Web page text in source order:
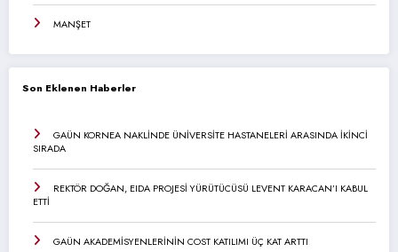
MANŞET
Son Eklenen Haberler
GAÜN KORNEA NAKLİNDE ÜNİVERSİTE HASTANELERİ ARASINDA İKİNCİ
SIRADA
REKTÖR DOĞAN, EIDA PROJESİ YÜRÜTÜCÜSÜ LEVENT KARACAN’I KABUL
ETTİ
GAÜN AKADEMİSYENLERİNİN COST KATILIMI ÜÇ KAT ARTTI